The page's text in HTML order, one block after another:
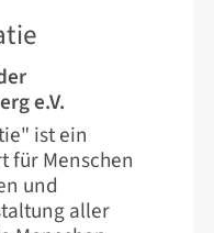
e.V.
ist ein
für Menschen
und
aller